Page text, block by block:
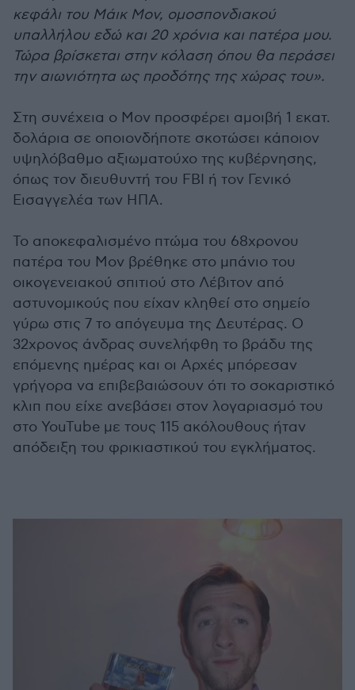
κεφάλι του Μάικ Μον, ομοσπονδιακού
υπαλλήλου εδώ και 20 χρόνια και πατέρα μου.
Τώρα βρίσκεται στην κόλαση όπου θα περάσει
την αιωνιότητα ως προδότης της χώρας του».
Στη συνέχεια ο Μον προσφέρει αμοιβή 1 εκατ.
δολάρια σε οποιονδήποτε σκοτώσει κάποιον
υψηλόβαθμο αξιωματούχο της κυβέρνησης,
όπως τον διευθυντή του FBI ή τον Γενικό
Εισαγγελέα των ΗΠΑ.
Το αποκεφαλισμένο πτώμα του 68χρονου
πατέρα του Μον βρέθηκε στο μπάνιο του
οικογενειακού σπιτιού στο Λέβιτον από
αστυνομικούς που είχαν κληθεί στο σημείο
γύρω στις 7 το απόγευμα της Δευτέρας. Ο
32χρονος άνδρας συνελήφθη το βράδυ της
επόμενης ημέρας και οι Αρχές μπόρεσαν
γρήγορα να επιβεβαιώσουν ότι το σοκαριστικό
κλιπ που είχε ανεβάσει στον λογαριασμό του
στο YouTube με τους 115 ακόλουθους ήταν
απόδειξη του φρικιαστικού του εγκλήματος.